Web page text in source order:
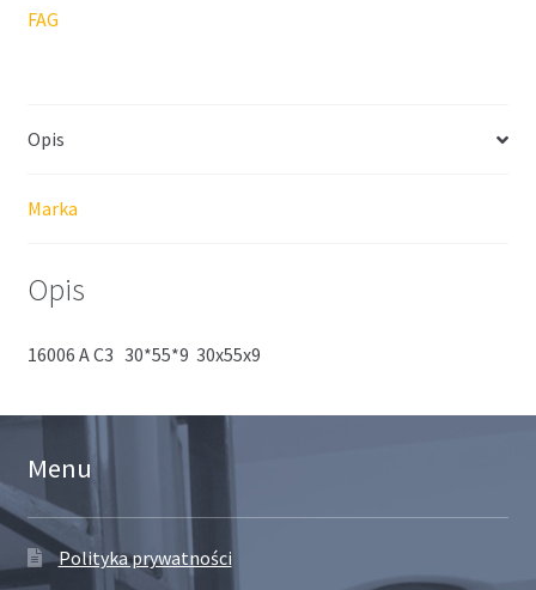
FAG
Opis
Marka
Opis
16006 A C3 30*55*9 30x55x9
Menu
Polityka prywatności